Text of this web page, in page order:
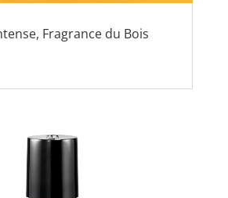
Fragrance du Bois